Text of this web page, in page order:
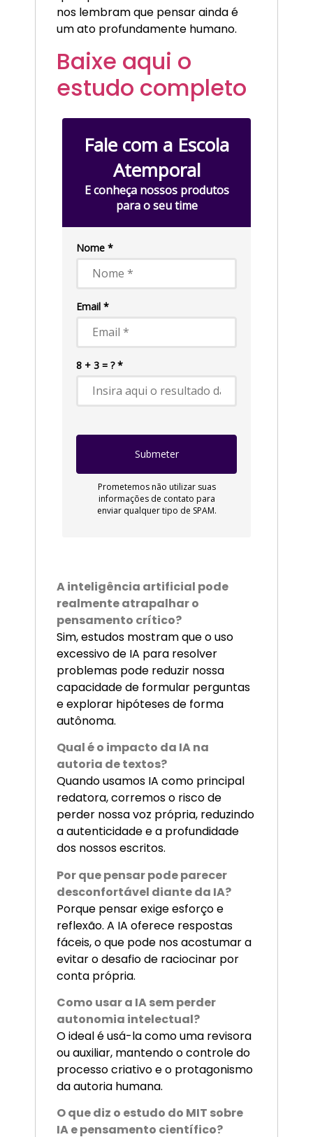
nos lembram que pensar ainda é
um ato profundamente humano.
Baixe aqui o
estudo completo
A inteligência artificial pode
realmente atrapalhar o
pensamento crítico?
Sim, estudos mostram que o uso
excessivo de IA para resolver
problemas pode reduzir nossa
capacidade de formular perguntas
e explorar hipóteses de forma
autônoma.
Qual é o impacto da IA na
autoria de textos?
Quando usamos IA como principal
redatora, corremos o risco de
perder nossa voz própria, reduzindo
a autenticidade e a profundidade
dos nossos escritos.
Por que pensar pode parecer
desconfortável diante da IA?
Porque pensar exige esforço e
reflexão. A IA oferece respostas
fáceis, o que pode nos acostumar a
evitar o desafio de raciocinar por
conta própria.
Como usar a IA sem perder
autonomia intelectual?
O ideal é usá-la como uma revisora
ou auxiliar, mantendo o controle do
processo criativo e o protagonismo
da autoria humana.
O que diz o estudo do MIT sobre
IA e pensamento científico?